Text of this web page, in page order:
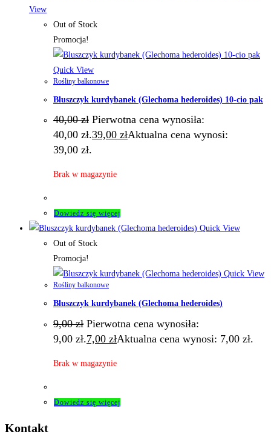
View
Out of Stock
Promocja!
Quick View
Rośliny balkonowe
Bluszczyk kurdybanek (Glechoma hederoides) 10-cio pak
40,00zł Pierwotna cena wynosiła:
40,00 zł.39,00 złAktualna cena wynosi:
39,00 zł.
Brak w magazynie
Dowiedz się więcej
Quick View
Out of Stock
Promocja!
Quick View
Rośliny balkonowe
Bluszczyk kurdybanek (Glechoma hederoides)
9,00zł Pierwotna cena wynosiła:
9,00 zł.7,00 złAktualna cena wynosi: 7,00 zł.
Brak w magazynie
Dowiedz się więcej
Kontakt